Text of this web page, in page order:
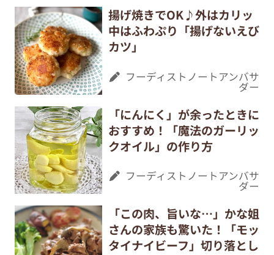
揚げ焼きでOK♪外はカリッ
中はふわぷり「揚げないえび
カツ」
フーディストノートアンバサ
ダー
「にんにく」が余ったときに
おすすめ！「魔法のガーリッ
クオイル」の作り方
フーディストノートアンバサ
ダー
「この肉、旨いな…」かな姐
さんの家族も驚いた！「モッ
タイナイビーフ」切り落とし